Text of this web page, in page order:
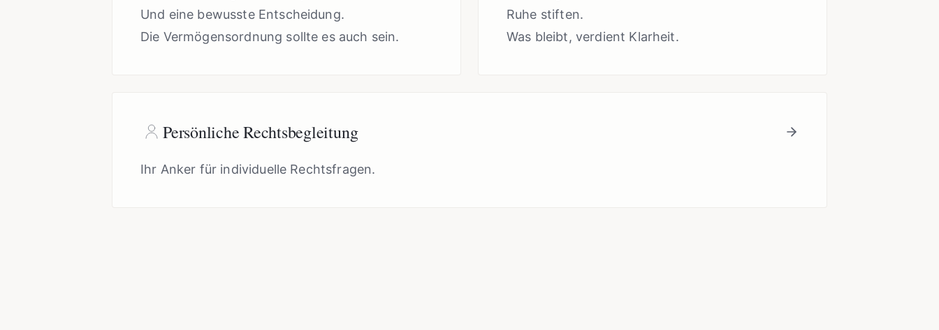
Und eine bewusste Entscheidung.
Die Vermögensordnung sollte es auch sein.
Ruhe stiften.
Was bleibt, verdient Klarheit.
Persönliche Rechtsbegleitung
Ihr Anker für individuelle Rechtsfragen.